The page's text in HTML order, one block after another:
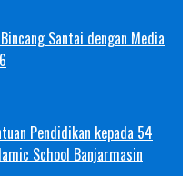
Santai dengan Media
Pendidikan kepada 54
School Banjarmasin